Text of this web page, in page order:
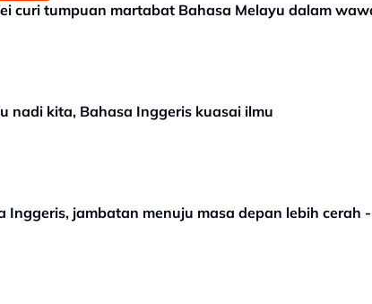
curi tumpuan martabat Bahasa Melayu dalam
nadi kita, Bahasa Inggeris kuasai ilmu
Inggeris, jambatan menuju masa depan lebih cerah